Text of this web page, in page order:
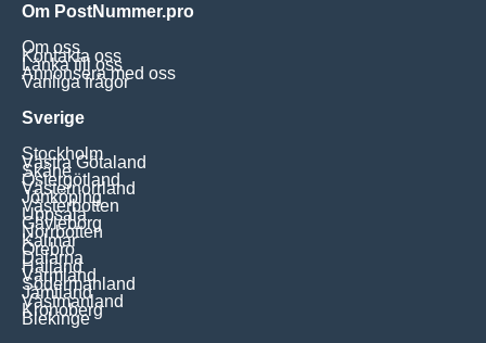
Om PostNummer.pro
Om oss
Kontakta oss
Länka till oss
Annonsera med oss
Vanliga frågor
Sverige
Stockholm
Västra Götaland
Skåne
Östergötland
Västernorrland
Jönköping
Västerbotten
Uppsala
Gävleborg
Norrbotten
Kalmar
Örebro
Dalarna
Halland
Värmland
Södermanland
Jämtland
Västmanland
Kronoberg
Blekinge